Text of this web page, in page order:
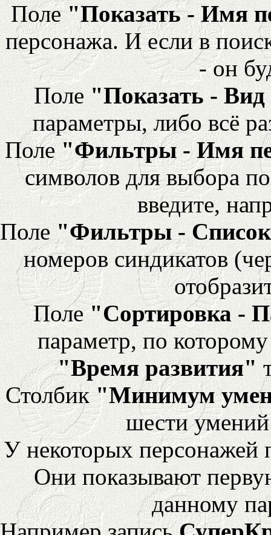
Поле"Показать - Имя
персонажа. И если в
- он
Поле "Показать -
параметры, либо всё
Поле"Фильтры - Имя
символов для выбора
введите,
Поле "Фильтры - Список
номеров синдикатов
Поле"Сортировка -
параметр, по
"Время развития"
Столбик"Минимум
шести
У некоторых персонажей
Они показывают
данному